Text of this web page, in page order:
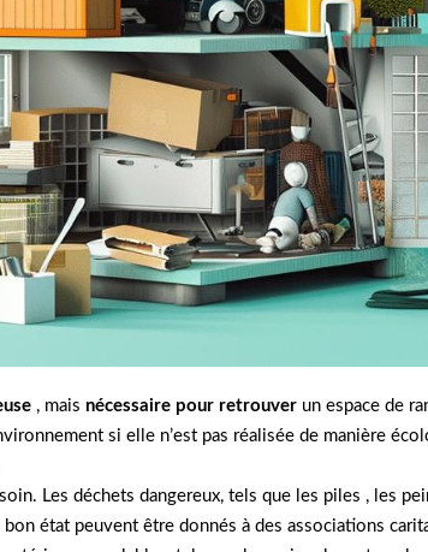
, mais nécessaire pour retrouver un espace de
si elle n’est pas réalisée de manière
Les déchets dangereux, tels que les piles , les
état peuvent être donnés à des associations